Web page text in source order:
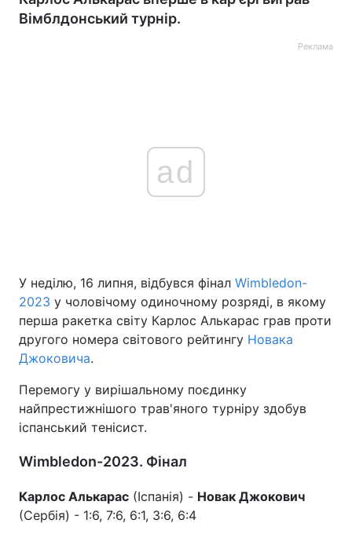
Вімблдонський турнір.
Реклама
ad
У неділю, 16 липня, відбувся фінал Wimbledon-
2023 у чоловічому одиночному розряді, в якому
перша ракетка світу Карлос Алькарас грав проти
другого номера світового рейтингу Новака
Джоковича.
Перемогу у вирішальному поєдинку
найпрестижнішого трав'яного турніру здобув
іспанський тенісист.
Wimbledon-2023. Фінал
Карлос Алькарас (Іспанія) - Новак Джокович
(Сербія) - 1:6, 7:6, 6:1, 3:6, 6:4